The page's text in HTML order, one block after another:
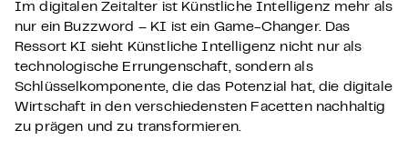
Im digitalen Zeitalter ist Künstliche Intelligenz mehr als
nur ein Buzzword – KI ist ein Game-Changer. Das
Ressort KI sieht Künstliche Intelligenz nicht nur als
technologische Errungenschaft, sondern als
Schlüsselkomponente, die das Potenzial hat, die digitale
Wirtschaft in den verschiedensten Facetten nachhaltig
zu prägen und zu transformieren.